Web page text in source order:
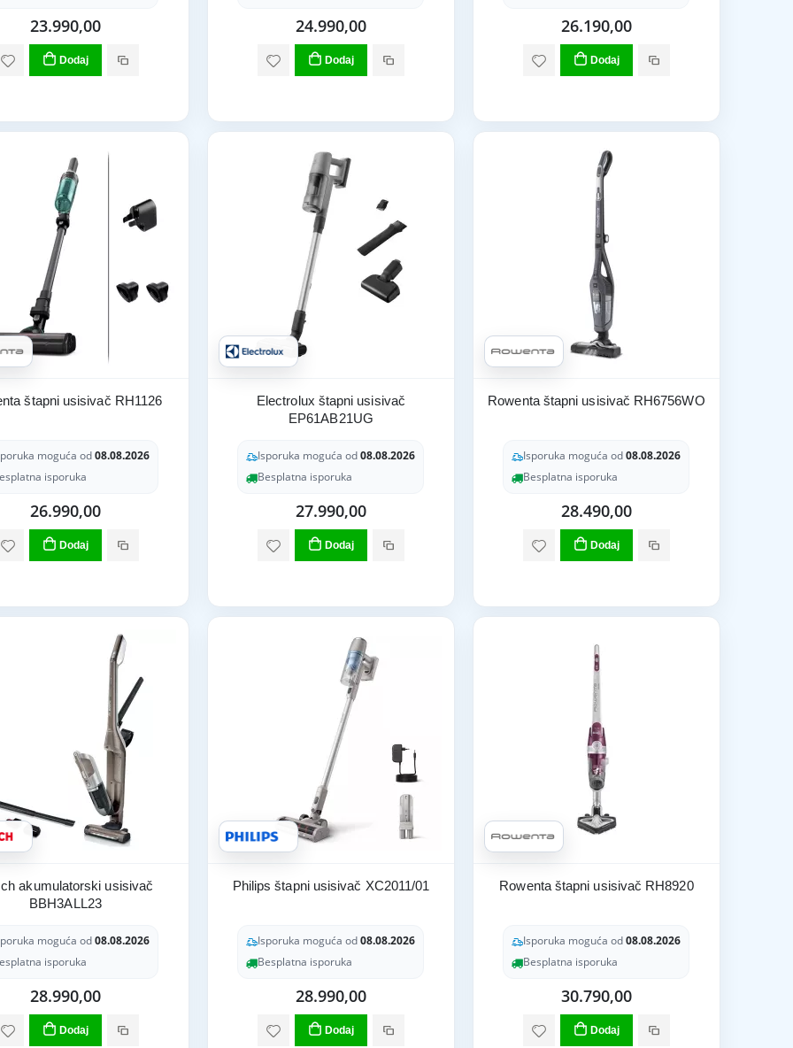
23.990,00
Dodaj
24.990,00
Dodaj
26.190,00
Dodaj
štapni usisivač RH1126
moguća od08.08.2026
isporuka
26.990,00
Dodaj
Electrolux štapni usisivač
EP61AB21UG
Isporuka moguća od08.08.2026
Besplatna isporuka
27.990,00
Dodaj
Rowenta štapni usisivač RH6756WO
Isporuka moguća od08.08.2026
Besplatna isporuka
28.490,00
Dodaj
akumulatorski usisivač
BBH3ALL23
moguća od08.08.2026
isporuka
28.990,00
Dodaj
Philips štapni usisivač XC2011/01
Isporuka moguća od08.08.2026
Besplatna isporuka
28.990,00
Dodaj
Rowenta štapni usisivač RH8920
Isporuka moguća od08.08.2026
Besplatna isporuka
30.790,00
Dodaj